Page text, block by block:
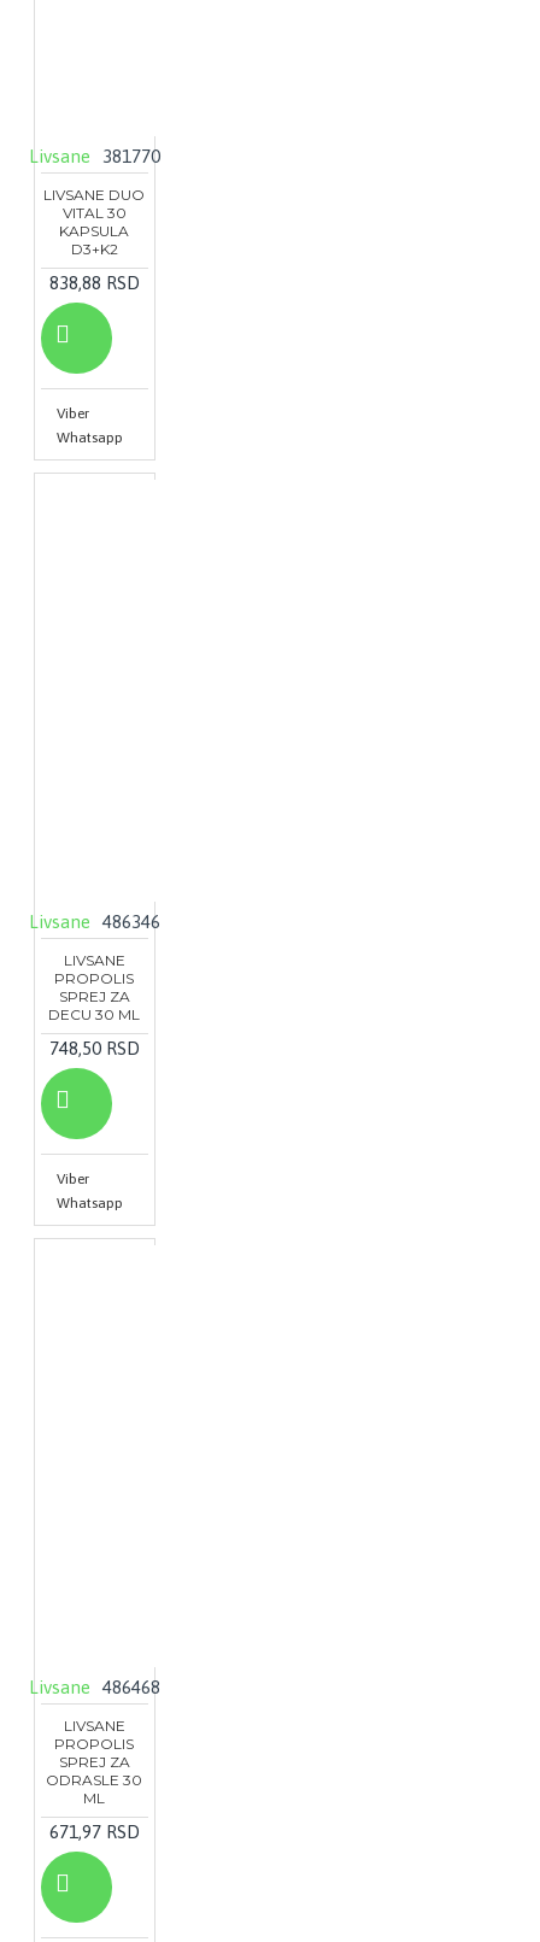
Livsane 381770
LIVSANE DUO
VITAL 30
KAPSULA
D3+K2
838,88 RSD
Viber
Whatsapp
Livsane 486346
LIVSANE
PROPOLIS
SPREJ ZA
DECU 30 ML
748,50 RSD
Viber
Whatsapp
Livsane 486468
LIVSANE
PROPOLIS
SPREJ ZA
ODRASLE 30
ML
671,97 RSD